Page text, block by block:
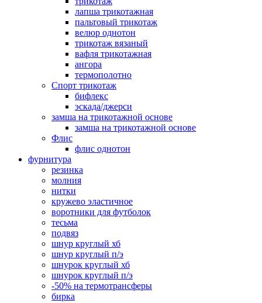
лапша трикотажная
пальтовый трикотаж
велюр однотон
трикотаж вязаный
вафля трикотажная
ангора
термополотно
Спорт трикотаж
бифлекс
эскада/джерси
замша на трикотажной основе
замша на трикотажной основе
Флис
флис однотон
фурнитура
резинка
молния
нитки
кружево эластичное
воротники для футболок
тесьма
подвяз
шнур круглый хб
шнур круглый п/э
шнурок круглый хб
шнурок круглый п/э
-50% на термотрансферы
бирка